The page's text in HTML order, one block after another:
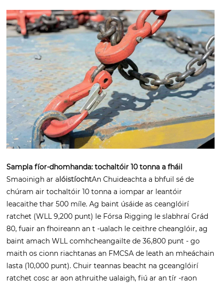
Sampla fíor-dhomhanda: tochaltóir 10 tonna a fháil
Smaoinigh ar alóistíochtAn Chuideachta a bhfuil sé de
chúram air tochaltóir 10 tonna a iompar ar leantóir
leacaithe thar 500 míle. Ag baint úsáide as ceanglóirí
ratchet (WLL 9,200 punt) le Fórsa Rigging le slabhraí Grád
80, fuair an fhoireann an t -ualach le ceithre cheanglóir, ag
baint amach WLL comhcheangailte de 36,800 punt - go
maith os cionn riachtanas an FMCSA de leath an mheáchain
lasta (10,000 punt). Chuir teannas beacht na gceanglóirí
ratchet cosc ​​ar aon athruithe ualaigh, fiú ar an tír -raon